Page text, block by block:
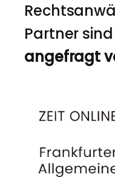
Partner sind
angefragt